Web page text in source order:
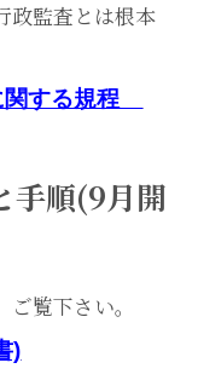
政監査とは根本
関する規程
手順(9月開
覧下さい。
)